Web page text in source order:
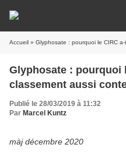
Accueil » Glyphosate : pourquoi le CIRC
Glyphosate : pourquoi
classement aussi
Publié le 28/03/2019 à 11:32
Par Marcel Kuntz
màj décembre 2020